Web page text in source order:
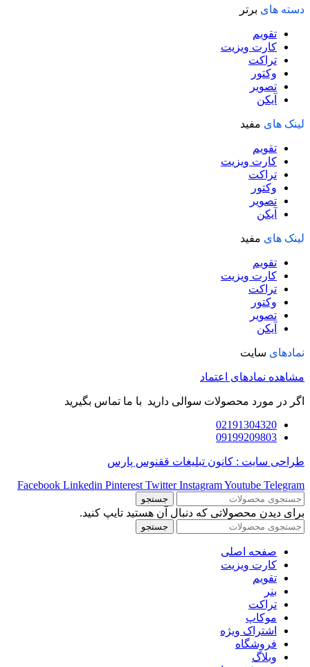
دسته های برتر
تقویم
کارت ویزیت
تراکت
وکتور
تصویر
آیکن
لینک های مفید
تقویم
کارت ویزیت
تراکت
وکتور
تصویر
آیکن
لینک های مفید
تقویم
کارت ویزیت
تراکت
وکتور
تصویر
آیکن
نمادهای سایت
مشاهده نمادهای اعتماد
اگر در مورد محصولات سوالی دارید با ما تماس بگیرید
02191304320
09199209803
طراحی سایت : کانون تبلیغات ققنوس پارس
Facebook Linkedin Pinterest Twitter InstagramYoutube Telegram
جستجو
برای دیدن محصولاتی که دنبال آن هستید تایپ کنید.
جستجو
صفحه اصلی
کارت ویزیت
تقویم
بنر
تراکت
موکاپ
اشتراک ویژه
فروشگاه
وبلاگ